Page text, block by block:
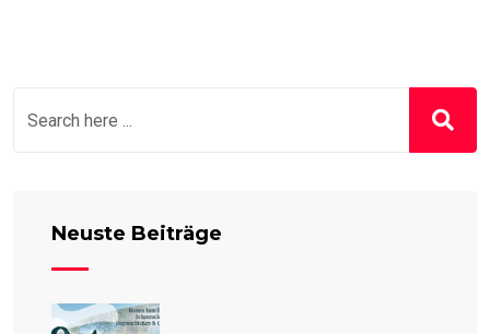
Neuste Beiträge